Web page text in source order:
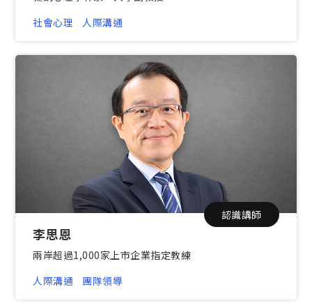
社會心理
人際溝通
認識講師
李思恩
兩岸超過1,000家上市企業指定教練
人際溝通
團隊領導